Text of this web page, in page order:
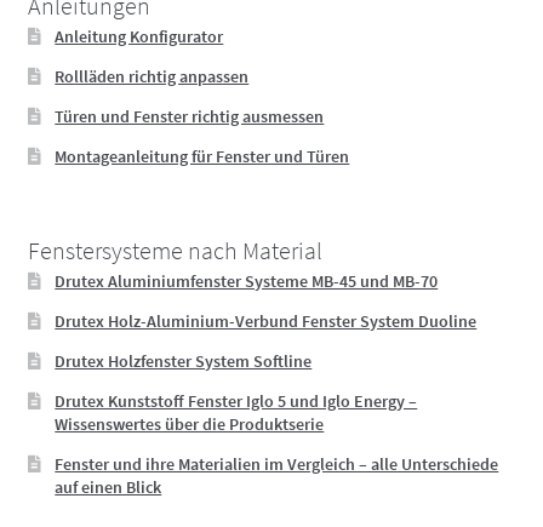
Anleitung Konfigurator
Rollläden richtig anpassen
Türen und Fenster richtig ausmessen
Montageanleitung für Fenster und Türen
Fenstersysteme nach Material
Drutex Aluminiumfenster Systeme MB-45 und MB-70
Drutex Holz-Aluminium-Verbund Fenster System Duoline
Drutex Holzfenster System Softline
Drutex Kunststoff Fenster Iglo 5 und Iglo Energy –
Wissenswertes über die Produktserie
Fenster und ihre Materialien im Vergleich – alle Unterschiede
auf einen Blick